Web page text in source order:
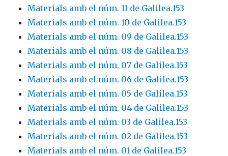
Materials amb el núm. 11 de Galilea.153
Materials amb el núm. 10 de Galilea.153
Materials amb el núm. 09 de Galilea.153
Materials amb el núm. 08 de Galilea.153
Materials amb el núm. 07 de Galilea.153
Materials amb el núm. 06 de Galilea.153
Materials amb el núm. 05 de Galilea.153
Materials amb el núm. 04 de Galilea.153
Materials amb el núm. 03 de Galilea.153
Materials amb el núm. 02 de Galilea.153
Materials amb el núm. 01 de Galilea.153